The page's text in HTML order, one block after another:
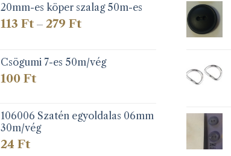
20mm-es köper szalag 50m-es
113Ft – 279FtÁrtartomány:
279 Ft
Csögumi 7-es 50m/vég
100Ft
106006 Szatén egyoldalas 06mm
30m/vég
24Ft